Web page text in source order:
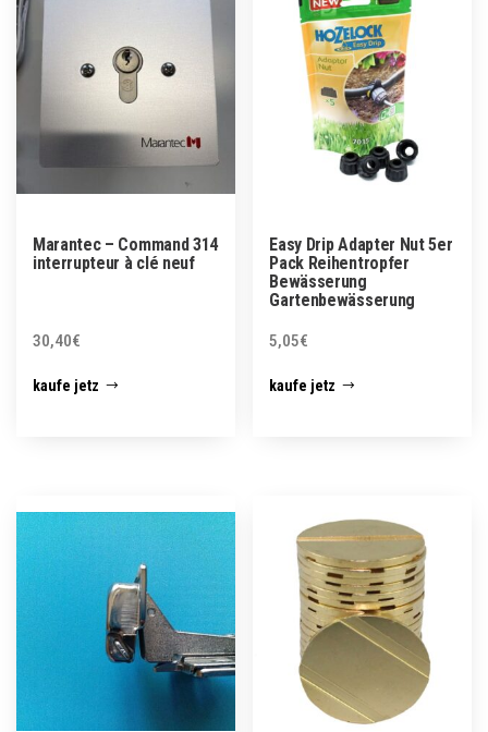
Marantec – Command 314
interrupteur à clé neuf
30,40€
kaufe jetz
Easy Drip Adapter Nut 5er
Pack Reihentropfer
Bewässerung
Gartenbewässerung
5,05€
kaufe jetz